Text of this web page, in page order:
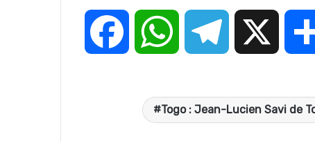
a l
Togo : Jean-Lucien Savi de